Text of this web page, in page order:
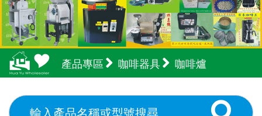
產品專區 咖啡器具 咖啡爐